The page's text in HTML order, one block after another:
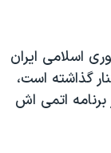
اسلامی ايران
گذاشته است،
برنامه اتمی اش